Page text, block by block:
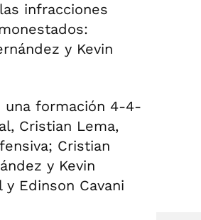
infracciones
y Kevin
una formación 4-4-
Cristian Lema,
Cristian
y Kevin
Edinson Cavani